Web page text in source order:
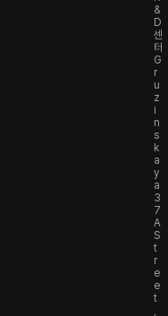
&
D
센
터
G
r
u
z
i
n
s
k
a
y
a
3
7
A
S
t
r
e
e
t